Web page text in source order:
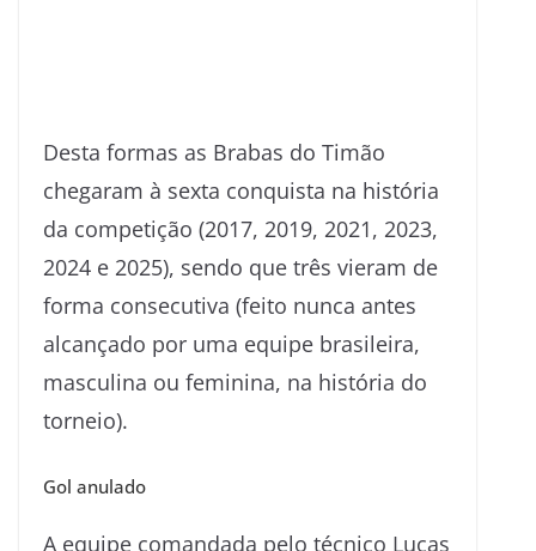
Desta formas as Brabas do Timão
chegaram à sexta conquista na história
da competição (2017, 2019, 2021, 2023,
2024 e 2025), sendo que três vieram de
forma consecutiva (feito nunca antes
alcançado por uma equipe brasileira,
masculina ou feminina, na história do
torneio).
Gol anulado
A equipe comandada pelo técnico Lucas